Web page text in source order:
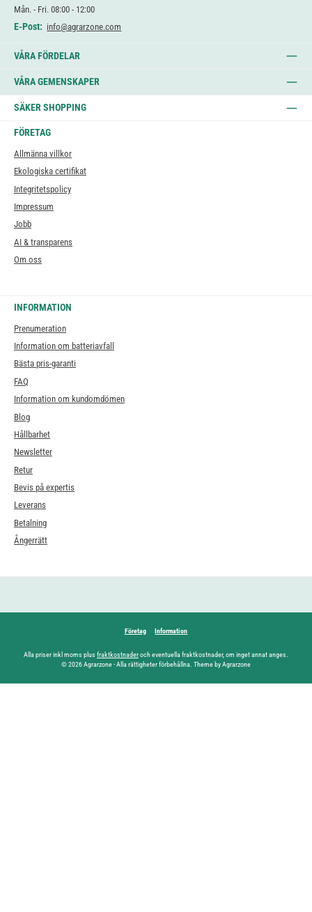
Mån. - Fri. 08:00 - 12:00
E-Post: info@agrarzone.com
VÅRA FÖRDELAR
VÅRA GEMENSKAPER
SÄKER SHOPPING
FÖRETAG
Allmänna villkor
Ekologiska certifikat
Integritetspolicy
Impressum
Jobb
AI & transparens
Om oss
INFORMATION
Prenumeration
Information om batteriavfall
Bästa pris-garanti
FAQ
Information om kundomdömen
Blog
Hållbarhet
Newsletter
Retur
Bevis på expertis
Leverans
Betalning
Ångerrätt
Företag Information
Alla priser inkl moms plus fraktkostnaderoch eventuella fraktkostnader, om inget annat anges.
© 2026 Agrarzone - Alla rättigheter förbehållna. Theme by Agrarzone